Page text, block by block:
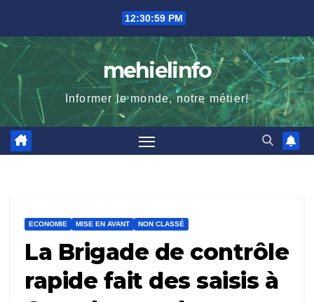
content
12:31:00 PM
mehielinfo
Informer le monde, notre métier!
ECONOMIE MISE EN AVANT NON CLASSÉ
La Brigade de contrôle
rapide fait des saisis à